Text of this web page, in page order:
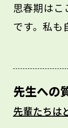
思春期はこ
です。私も
て悩んだ
ば誰かに
く、ただ人
けで考えが
先生への
先輩たちは